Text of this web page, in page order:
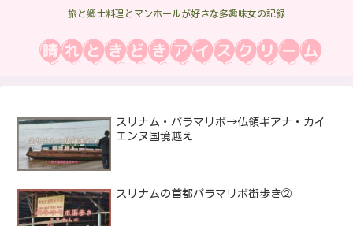
旅と郷土料理とマンホールが好きな多趣味女の記録
スリナム・パラマリボ→仏領ギアナ・カイ
エンヌ国境越え
スリナムの首都パラマリボ街歩き②